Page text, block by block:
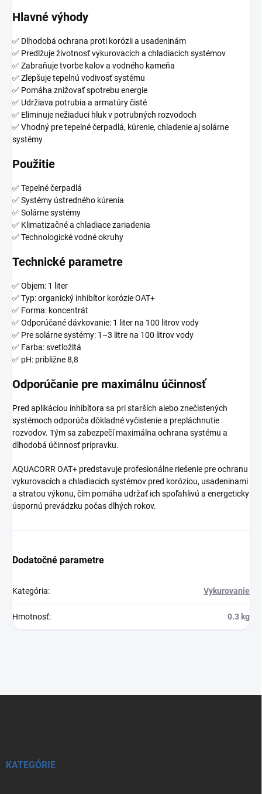
Hlavné výhody
✅ Dlhodobá ochrana proti korózii a usadeninám
✅ Predlžuje životnosť vykurovacích a chladiacich systémov
✅ Zabraňuje tvorbe kalov a vodného kameňa
✅ Zlepšuje tepelnú vodivosť systému
✅ Pomáha znižovať spotrebu energie
✅ Udržiava potrubia a armatúry čisté
✅ Eliminuje nežiaduci hluk v potrubných rozvodoch
✅ Vhodný pre tepelné čerpadlá, kúrenie, chladenie aj solárne
systémy
Použitie
✅ Tepelné čerpadlá
✅ Systémy ústredného kúrenia
✅ Solárne systémy
✅ Klimatizačné a chladiace zariadenia
✅ Technologické vodné okruhy
Technické parametre
✅ Objem: 1 liter
✅ Typ: organický inhibítor korózie OAT+
✅ Forma: koncentrát
✅ Odporúčané dávkovanie: 1 liter na 100 litrov vody
✅ Pre solárne systémy: 1–3 litre na 100 litrov vody
✅ Farba: svetložltá
✅ pH: približne 8,8
Odporúčanie pre maximálnu účinnosť
Pred aplikáciou inhibítora sa pri starších alebo znečistených
systémoch odporúča dôkladné vyčistenie a prepláchnutie
rozvodov. Tým sa zabezpečí maximálna ochrana systému a
dlhodobá účinnosť prípravku.
AQUACORR OAT+ predstavuje profesionálne riešenie pre ochranu
vykurovacích a chladiacich systémov pred koróziou, usadeninami
a stratou výkonu, čím pomáha udržať ich spoľahlivú a energeticky
úspornú prevádzku počas dlhých rokov.
Dodatočné parametre
Kategória: Vykurovanie
Hmotnosť: 0.3 kg
KATEGÓRIE